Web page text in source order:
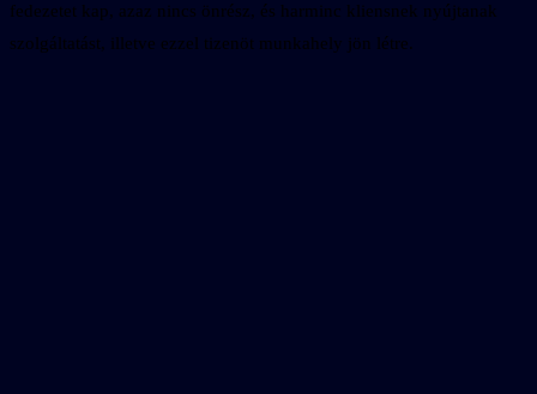
fedezetet kap, azaz nincs önrész, és harminc kliensnek nyújtanak
szolgáltatást, illetve ezzel tizenöt munkahely jön létre.